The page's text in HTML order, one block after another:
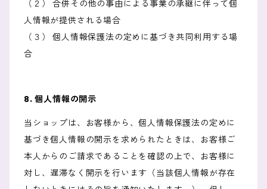
（２） 合併その他の事由による事業の承継に伴って個
人情報が提供される場合
（３） 個人情報保護法の定めに基づき共同利用する場
合
8. 個人情報の開示
当ショップは、お客様から、個人情報保護法の定めに
基づき個人情報の開示を求められたときは、お客様ご
本人からのご請求であることを確認の上で、お客様に
対し、遅滞なく開示を行います（当該個人情報が存在